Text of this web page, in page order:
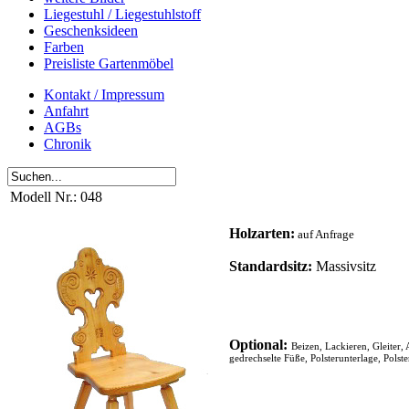
Liegestuhl / Liegestuhlstoff
Geschenksideen
Farben
Preisliste Gartenmöbel
Kontakt / Impressum
Anfahrt
AGBs
Chronik
Modell Nr.: 048
Holzarten: auf Anfrage
Standardsitz: Massivsitz
Optional: Beizen, Lackieren, Gleiter,
gedrechselte Füße, Polsterunterlage,